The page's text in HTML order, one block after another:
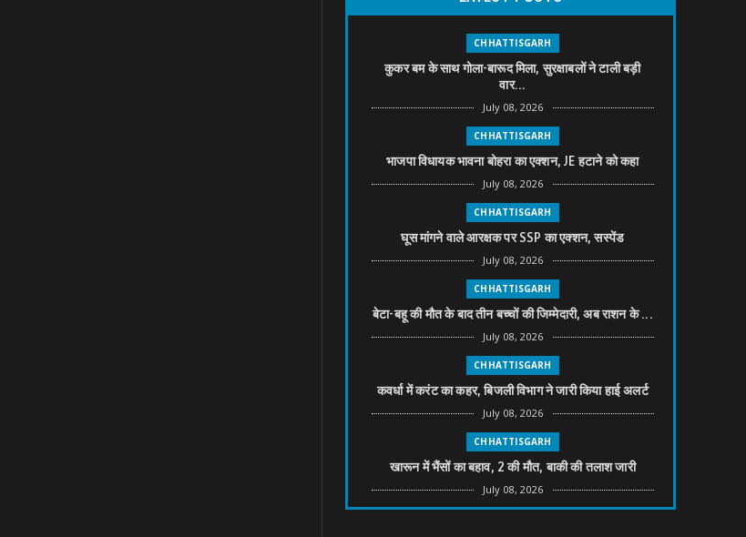
CHHATTISGARH
कुकर बम के साथ गोला-बारूद मिला, सुरक्षाबलों ने टाली बड़ी
वार...
July 08, 2026
CHHATTISGARH
भाजपा विधायक भावना बोहरा का एक्शन, JE हटाने को कहा
July 08, 2026
CHHATTISGARH
घूस मांगने वाले आरक्षक पर SSP का एक्शन, सस्पेंड
July 08, 2026
CHHATTISGARH
बेटा-बहू की मौत के बाद तीन बच्चों की जिम्मेदारी, अब राशन के ...
July 08, 2026
CHHATTISGARH
कवर्धा में करंट का कहर, बिजली विभाग ने जारी किया हाई अलर्ट
July 08, 2026
CHHATTISGARH
खारून में भैंसों का बहाव, 2 की मौत, बाकी की तलाश जारी
July 08, 2026